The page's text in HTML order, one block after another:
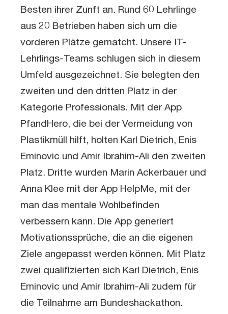
Besten ihrer Zunft an. Rund 60 Lehrlinge
aus 20 Betrieben haben sich um die
vorderen Plätze gematcht. Unsere IT-
Lehrlings-Teams schlugen sich in diesem
Umfeld ausgezeichnet. Sie belegten den
zweiten und den dritten Platz in der
Kategorie Professionals. Mit der App
PfandHero, die bei der Vermeidung von
Plastikmüll hilft, holten Karl Dietrich, Enis
Eminovic und Amir Ibrahim-Ali den zweiten
Platz. Dritte wurden Marin Ackerbauer und
Anna Klee mit der App HelpMe, mit der
man das mentale Wohlbefinden
verbessern kann. Die App generiert
Motivationssprüche, die an die eigenen
Ziele angepasst werden können. Mit Platz
zwei qualifizierten sich Karl Dietrich, Enis
Eminovic und Amir Ibrahim-Ali zudem für
die Teilnahme am Bundeshackathon.